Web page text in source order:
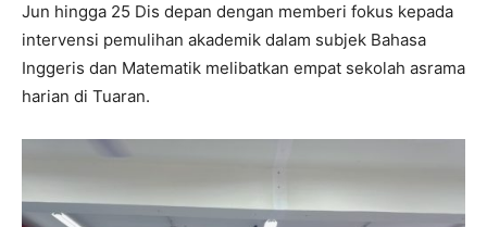
Jun hingga 25 Dis depan dengan memberi fokus kepada
intervensi pemulihan akademik dalam subjek Bahasa
Inggeris dan Matematik melibatkan empat sekolah asrama
harian di Tuaran.